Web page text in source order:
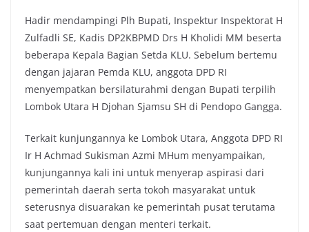
Hadir mendampingi Plh Bupati, Inspektur Inspektorat H
Zulfadli SE, Kadis DP2KBPMD Drs H Kholidi MM beserta
beberapa Kepala Bagian Setda KLU. Sebelum bertemu
dengan jajaran Pemda KLU, anggota DPD RI
menyempatkan bersilaturahmi dengan Bupati terpilih
Lombok Utara H Djohan Sjamsu SH di Pendopo Gangga.
Terkait kunjungannya ke Lombok Utara, Anggota DPD RI
Ir H Achmad Sukisman Azmi MHum menyampaikan,
kunjungannya kali ini untuk menyerap aspirasi dari
pemerintah daerah serta tokoh masyarakat untuk
seterusnya disuarakan ke pemerintah pusat terutama
saat pertemuan dengan menteri terkait.